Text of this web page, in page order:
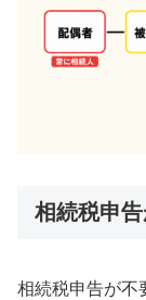
相続税申
相続税申告が不